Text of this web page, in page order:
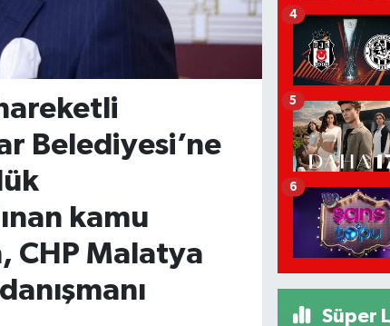
Belediyesi’ne
kamu
CHP Malatya
4
5
6
Süper